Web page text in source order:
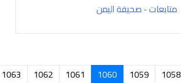
متابعات - صحيفة اليمن
1058
1059
1060
1061
1062
1063